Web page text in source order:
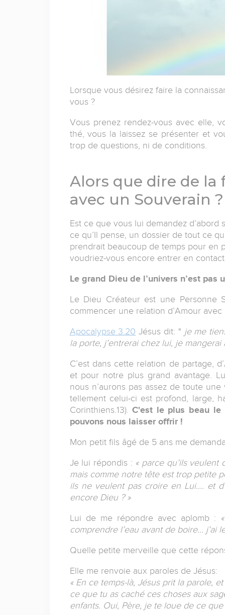
Lorsque vous désirez faire la
vous ?
Vous prenez rendez-vous avec elle,
thé, vous la laissez se présenter et
trop de questions, ni de conditions.
Alors que dire de la
avec un Souverain ?
Est ce que vous lui demandez
ce qu’Il pense, un dossier de tout ce
prendrait beaucoup de temps pour en
voudriez-vous encore entrer en
Le grand Dieu de l’univers n’est
Le Dieu Créateur est une Personne
commencer une relation d’Amour
Apocalypse 3.20 Jésus dit: " je me
la porte, j’entrerai chez lui, je
C’est dans cette relation de partage,
et pour notre plus grand avantage.
nous n’aurons pas assez de toute
tellement celui-ci est profond, large,
Corinthiens.13).C'est le plus beau le
pouvons nous laisser offrir !
Mon petit fils âgé de 5 ans me
Je lui répondis : « parce qu’ils
mais comme notre tête est trop petite
ils ne veulent pas croire en Lui.... et
encore Dieu ? »
Lui de me répondre avec aplomb :
comprendre l’eau avant de boire... j’ai
Quelle petite merveille que cette
Elle me renvoie aux paroles de Jésus:
« En ce temps-là, Jésus prit la parole,
ce que tu as caché ces choses aux
enfants. Oui, Père, je te loue de ce